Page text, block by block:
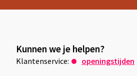
Kunnen we je helpen?
Klantenservice: openingstijden